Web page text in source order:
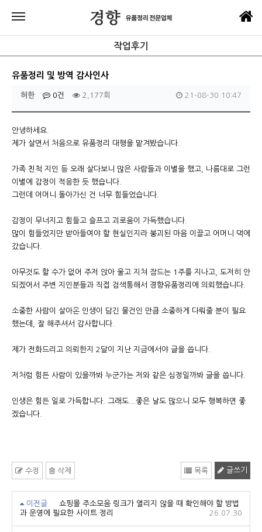
작업후기
유품정리 및 방역 감사인사
허한 0건 2,177회 21-08-30 10:47
안녕하세요.
제가 살면서 처음으로 유품정리 대행을 맡겨봤습니다.
가족 친척 지인 등 오래 살다보니 많은 사람들과 이별을 했고, 나름대로 그런
이별에 감정이 적응한 듯 했습니다.
그런데 어머니 돌아가신 건 너무 힘들었습니다.
감정이 무너지고 힘들고 슬프고 괴로움이 가득했습니다.
많이 힘들었지만 받아들여야 할 현실인지라 붕괴된 마음 이끌고 어머니 댁에
갔습니다.
아무것도 할 수가 없어 주저 앉아 울고 지쳐 잠드는 1주를 지나고, 도저히 안
되겠어서 주변 지인분들과 직접 검색통해서 경향유품정리에 의뢰했습니다.
소중한 사람이 살아온 인생이 담긴 물건인 만큼 소중하게 다뤄줄 분이 필요
했는데, 잘 해주셔서 감사합니다.
제가 전화드리고 의뢰한지 2달이 지난 지금에서야 글을 씁니다.
저처럼 힘든 사람이 있을까봐 누군가는 저와 같은 심정일까봐 글을 씁니다.
인생은 힘든 일로 가득합니다. 그래도...좋은 날도 많으니 모두 행복하면 좋
겠습니다.
수정 삭제 목록 글쓰기
이전글
쇼핑몰 주소모음 링크가 열리지 않을 때 확인해야 할 방법
과 운영에 필요한 사이트 정리
26.07.30